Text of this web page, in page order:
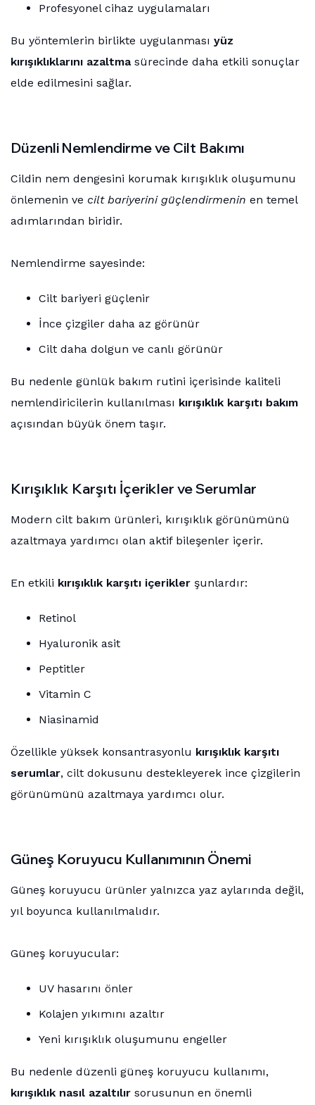
Profesyonel cihaz uygulamaları
Bu yöntemlerin birlikte uygulanması yüz
kırışıklıklarını azaltmasürecinde daha etkili sonuçlar
elde edilmesini sağlar.
Düzenli Nemlendirme ve Cilt Bakımı
Cildin nem dengesini korumak kırışıklık oluşumunu
önlemenin ve cilt bariyerini güçlendirmenin en temel
adımlarından biridir.
Nemlendirme sayesinde:
Cilt bariyeri güçlenir
İnce çizgiler daha az görünür
Cilt daha dolgun ve canlı görünür
Bu nedenle günlük bakım rutini içerisinde kaliteli
nemlendiricilerin kullanılması kırışıklık karşıtı bakım
açısından büyük önem taşır.
Kırışıklık Karşıtı İçerikler ve Serumlar
Modern cilt bakım ürünleri, kırışıklık görünümünü
azaltmaya yardımcı olan aktif bileşenler içerir.
En etkili kırışıklık karşıtı içerikler şunlardır:
Retinol
Hyaluronik asit
Peptitler
Vitamin C
Niasinamid
Özellikle yüksek konsantrasyonlu kırışıklık karşıtı
serumlar, cilt dokusunu destekleyerek ince çizgilerin
görünümünü azaltmaya yardımcı olur.
Güneş Koruyucu Kullanımının Önemi
Güneş koruyucu ürünler yalnızca yaz aylarında değil,
yıl boyunca kullanılmalıdır.
Güneş koruyucular:
UV hasarını önler
Kolajen yıkımını azaltır
Yeni kırışıklık oluşumunu engeller
Bu nedenle düzenli güneş koruyucu kullanımı,
kırışıklık nasıl azaltılır sorusunun en önemli